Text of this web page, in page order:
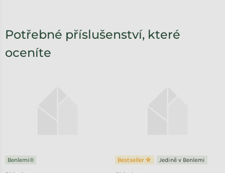
Potřebné příslušenství, které
oceníte
Benlemi® Bestseller ☆ Jedině v Benlemi